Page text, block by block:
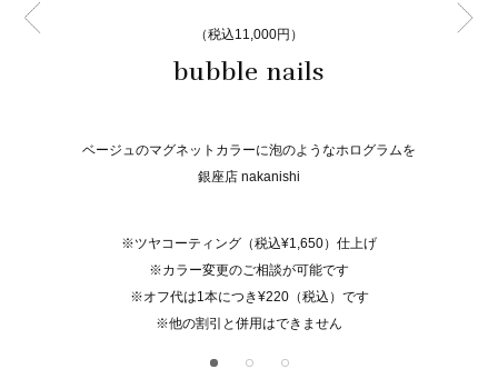
（税込11,000円）
bubble nails
ベージュのマグネットカラーに泡のようなホログラムを
銀座店 nakanishi
※ツヤコーティング（税込¥1,650）仕上げ
※カラー変更のご相談が可能です
※オフ代は1本につき¥220（税込）です
※他の割引と併用はできません